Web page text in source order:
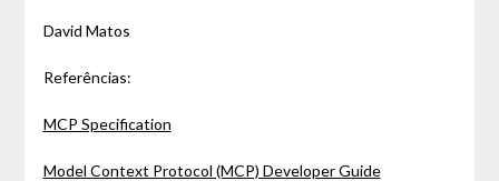
David Matos
Referências:
MCP Specification
Model Context Protocol (MCP) Developer Guide